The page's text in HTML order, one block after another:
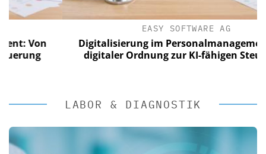
EASY SOFTWARE AG
Digitalisierung im Personalmanagement: Von
digitaler Ordnung zur KI-fähigen Steuerung
LABOR & DIAGNOSTIK